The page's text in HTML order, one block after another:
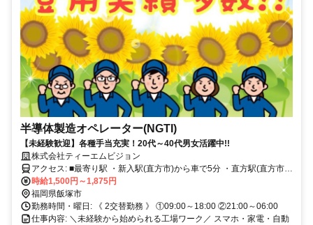
半導体製造オペレーター(NGTI)
【未経験歓迎】各種手当充実！20代～40代男女活躍中!!
株式会社ティーエムビジョン
アクセス: ■最寄り駅 ・新入駅(直方市)から車で5分 ・直方駅(直方市)
から車で8分 ・中間駅(中間市)から車で20分 ・飯塚駅(飯塚市)から車
で30分 ※その他 八幡西区・宮若市・飯塚市・田川市と他多数勤務地
あり。
時給1,500円～1,875円
福岡県飯塚市
勤務時間・曜日: 《 2交替勤務 》 ①09:00～18:00 ②21:00～06:00
仕事内容: ＼未経験から始められる工場ワーク／ スマホ・家電・自動